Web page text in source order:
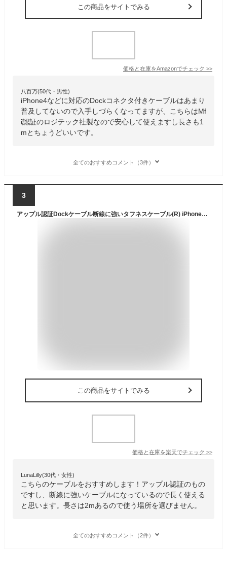
この商品をサイトでみる
価格と在庫をAmazonでチェック >>
八百万(50代・男性)
iPhone4などに対応のDockコネクタ付きケーブルはあまり
普及してないので入手しづらくなってますが、こちらはMf
i認証のロジテック社製なので安心して使えますし長さも1
mとちょうどいいです。
全てのおすすめコメント（3件）
3
アップル認証Dockケーブル断線に強いタフネスケーブル(R) iPhone4s iPhone4 対応データ通信（iTunesとの同期）充電兼用 iPhone用ケーブル 2mネコポス送料無料
この商品をサイトでみる
価格と在庫を楽天でチェック >>
LunaLilly(30代・女性)
こちらのケーブルをおすすめします！アップル認証のもの
ですし、断線に強いケーブルになっているので長く使える
と思います。長さは2mあるので使う場所を選びません。
全てのおすすめコメント（2件）